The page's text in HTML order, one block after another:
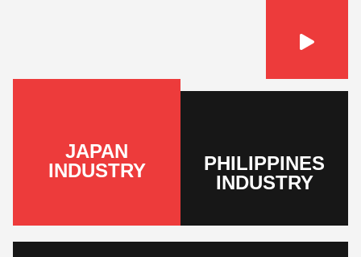
JAPAN
INDUSTRY
PHILIPPINES
INDUSTRY